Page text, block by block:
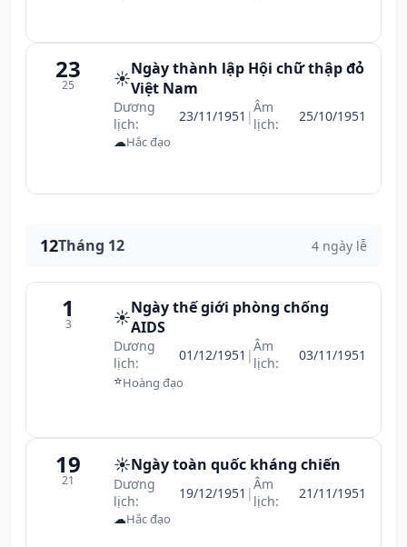
23
25 ☀️Ngày thành lập Hội chữ thập đỏ
Việt Nam
Dương
lịch:
23/11/1951 |Âm
lịch:
25/10/1951
☁Hắc đạo
12Tháng 12 4 ngày lễ
1
3 ☀️Ngày thế giới phòng chống
AIDS
Dương
lịch:
01/12/1951 |Âm
lịch:
03/11/1951
⭐Hoàng đạo
19
21
☀️Ngày toàn quốc kháng chiến
Dương
lịch:
19/12/1951 |Âm
lịch:
21/11/1951
☁Hắc đạo